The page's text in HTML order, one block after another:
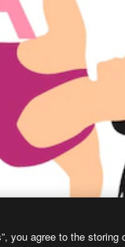
you agree to the